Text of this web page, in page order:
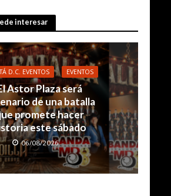
interesar
D.C. EVENTOS EVENTOS
Astor Plaza será
de una batalla
promete hacer
este sábado
06/08/2026